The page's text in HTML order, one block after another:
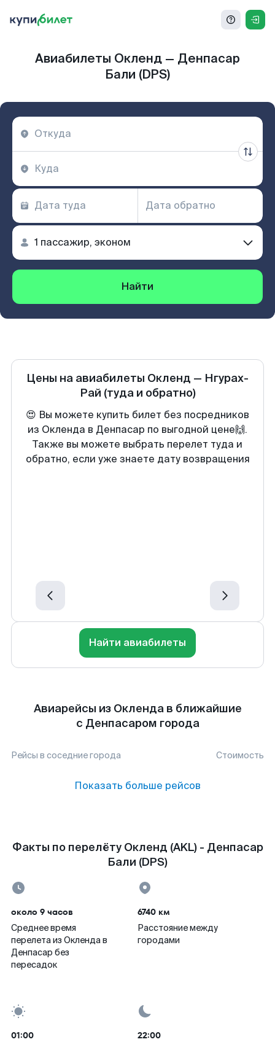
Авиабилеты Окленд — Денпасар
Бали (DPS)
Найти
Цены на авиабилеты Окленд — Нгурах-
Рай (туда и обратно)
😍 Вы можете купить билет без посредников
из Окленда в Денпасар по выгодной цене🙌.
Также вы можете выбрать перелет туда и
обратно, если уже знаете дату возвращения
Найти авиабилеты
Авиарейсы из Окленда в ближайшие
с Денпасаром города
Рейсы в соседние города Стоимость
Показать больше рейсов
Факты по перелёту Окленд (AKL) - Денпасар
Бали (DPS)
около 9 часов
Среднее время
перелета из Окленда в
Денпасар без
пересадок
6740 км
Расстояние между
городами
01:00 22:00